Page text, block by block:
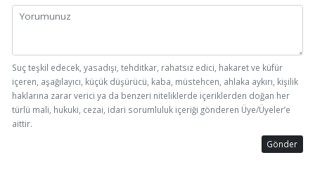
Suç teşkil edecek, yasadışı, tehditkar, rahatsız edici, hakaret ve küfür
içeren, aşağılayıcı, küçük düşürücü, kaba, müstehcen, ahlaka aykırı, kişilik
haklarına zarar verici ya da benzeri niteliklerde içeriklerden doğan her
türlü mali, hukuki, cezai, idari sorumluluk içeriği gönderen Üye/Üyeler’e
aittir.
Gönder